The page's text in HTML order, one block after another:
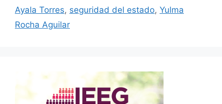
Ayala Torres, seguridad del estado, Yulma
Rocha Aguilar